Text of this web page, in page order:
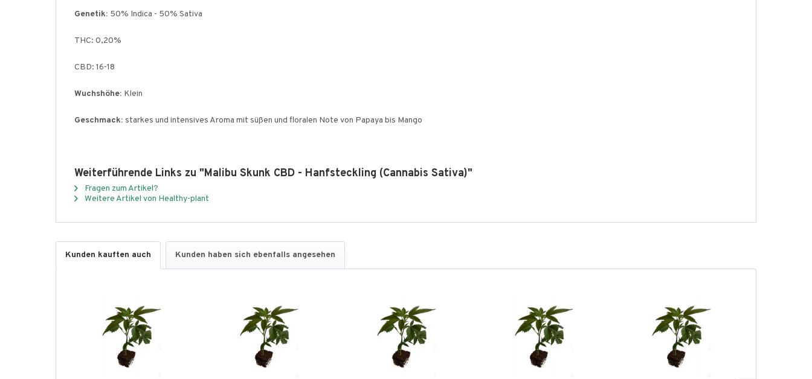
Genetik: 50% Indica - 50% Sativa
THC: 0,20%
CBD: 16-18
Wuchshöhe: Klein
Geschmack: starkes und intensives Aroma mit süßen und floralen Note von Papaya bis Mango
Weiterführende Links zu "Malibu Skunk CBD - Hanfsteckling (Cannabis Sativa)"
Fragen zum Artikel?
Weitere Artikel von Healthy-plant
Kunden kauften auch Kunden haben sich ebenfalls angesehen